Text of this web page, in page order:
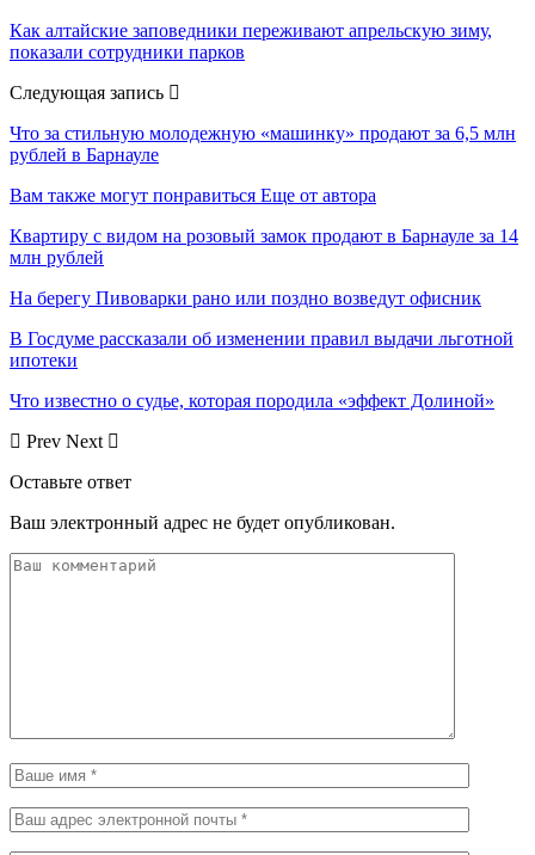
Как алтайские заповедники переживают апрельскую зиму,
показали сотрудники парков
Следующая запись
Что за стильную молодежную «машинку» продают за 6,5 млн
рублей в Барнауле
Вам также могут понравиться Еще от автора
Квартиру с видом на розовый замок продают в Барнауле за 14
млн рублей
На берегу Пивоварки рано или поздно возведут офисник
В Госдуме рассказали об изменении правил выдачи льготной
ипотеки
Что известно о судье, которая породила «эффект Долиной»
Prev Next
Оставьте ответ
Ваш электронный адрес не будет опубликован.